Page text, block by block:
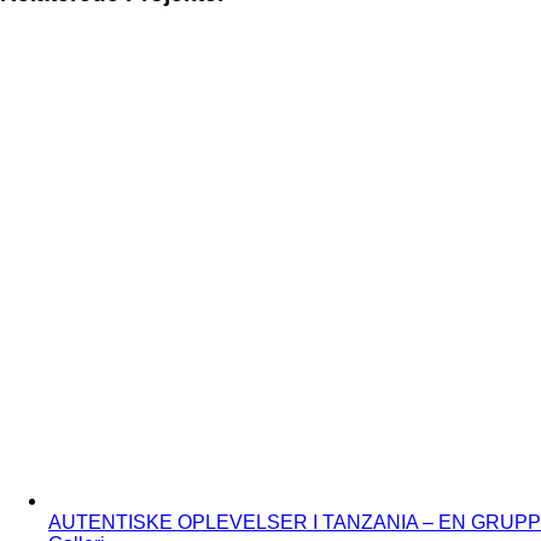
AUTENTISKE OPLEVELSER I TANZANIA – EN